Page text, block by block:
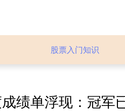
股票入门知识
绩单浮现：冠军